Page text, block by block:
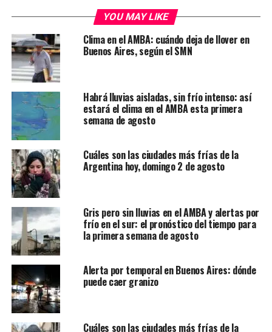
YOU MAY LIKE
Clima en el AMBA: cuándo deja de llover en
Buenos Aires, según el SMN
Habrá lluvias aisladas, sin frío intenso: así
estará el clima en el AMBA esta primera
semana de agosto
Cuáles son las ciudades más frías de la
Argentina hoy, domingo 2 de agosto
Gris pero sin lluvias en el AMBA y alertas por
frío en el sur: el pronóstico del tiempo para
la primera semana de agosto
Alerta por temporal en Buenos Aires: dónde
puede caer granizo
Cuáles son las ciudades más frías de la